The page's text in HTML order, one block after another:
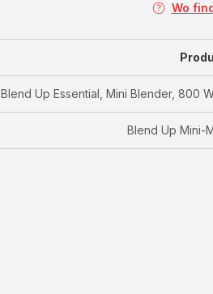
Wo
Blend Up Essential, Mini Blender, 800
Blend Up Mini-